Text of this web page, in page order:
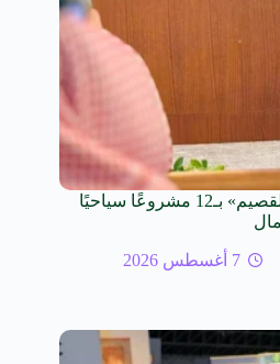
غرفة القصيم تختتم «هاكثون القصيم» بـ12 مشروعًا سياحيًا
7 أغسطس 2026